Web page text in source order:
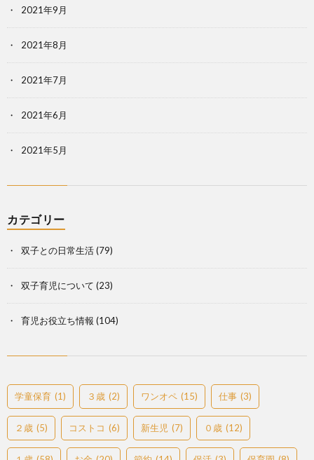
2021年9月
2021年8月
2021年7月
2021年6月
2021年5月
カテゴリー
双子との日常生活(79)
双子育児について (23)
育児お役立ち情報 (104)
学童保育 (1) ３歳 (2) ワンオペ (15) 仕事 (3)
２歳 (5) コストコ (6) 新生児 (7) ０歳 (12)